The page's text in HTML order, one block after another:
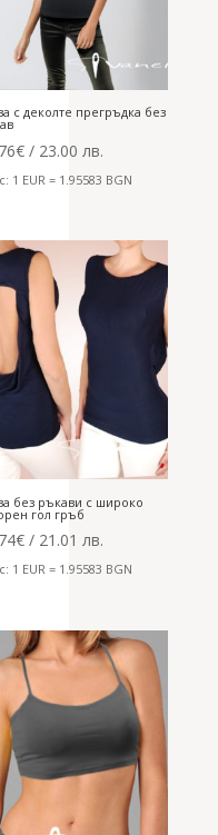
с деколте прегръдка без
€ / 23.00 лв.
1 EUR = 1.95583 BGN
без ръкави с широко
гол гръб
€ / 21.01 лв.
1 EUR = 1.95583 BGN